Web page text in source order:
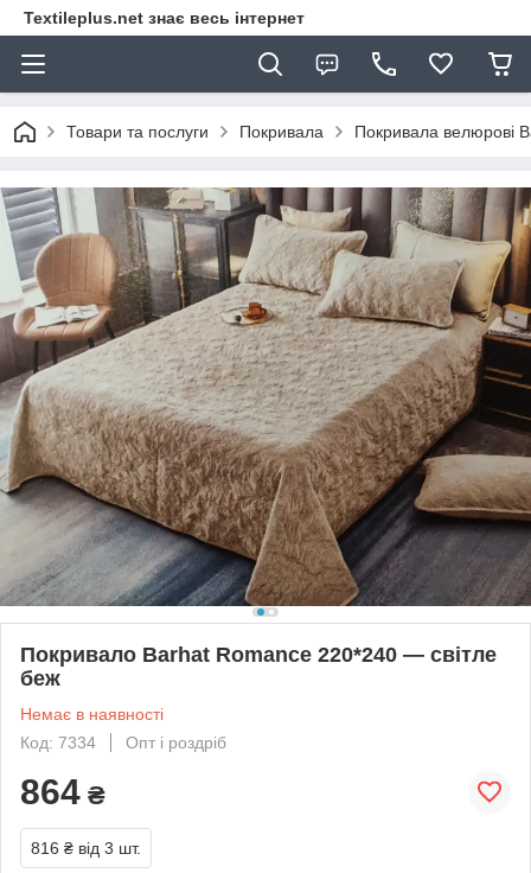
Textileplus.net знає весь інтернет
Товари та послуги Покривала Покривала велюрові
Покривало Barhat Romance 220*240 — світле
беж
Немає в наявності
Код: 7334
Опт і роздріб
864 ₴
816 ₴ від 3 шт.